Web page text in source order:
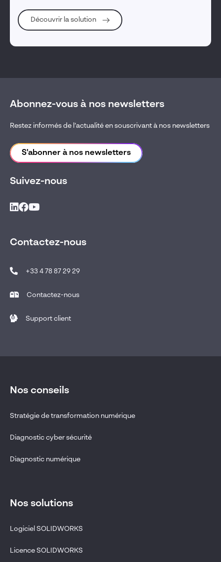
Découvrir la solution
Abonnez-vous à nos newsletters
Restez informés de l’actualité en souscrivant à nos newsletters
S'abonner à nos newsletters
Suivez-nous
Contactez-nous
+33 4 78 87 29 29
Contactez-nous
Support client
Nos conseils
Stratégie de transformation numérique
Diagnostic cyber sécurité
Diagnostic numérique
Nos solutions
Logiciel SOLIDWORKS
Licence SOLIDWORKS